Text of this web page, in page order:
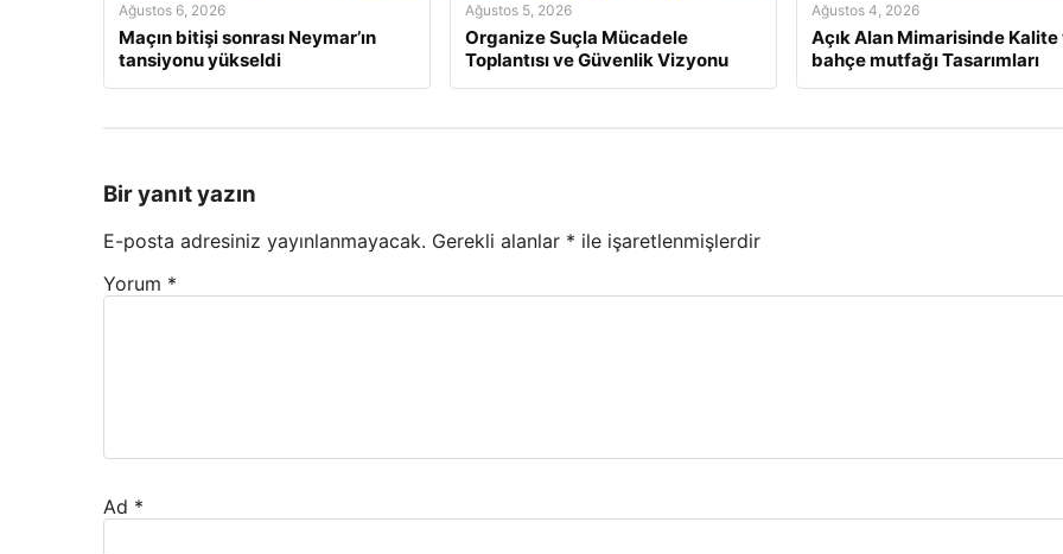
Ağustos 6, 2026
Maçın bitişi sonrası Neymar’ın
tansiyonu yükseldi
Ağustos 5, 2026
Organize Suçla Mücadele
Toplantısı ve Güvenlik Vizyonu
Ağustos 4, 2026
Açık Alan Mimarisinde Kalite
bahçe mutfağı Tasarımları
Bir yanıt yazın
E-posta adresiniz yayınlanmayacak. Gerekli alanlar * ile işaretlenmişlerdir
Yorum *
Ad *